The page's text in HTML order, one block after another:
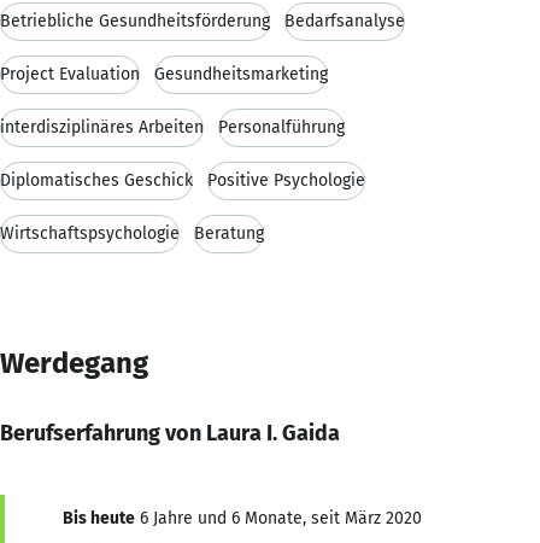
Betriebliche Gesundheitsförderung Bedarfsanalyse
Project Evaluation Gesundheitsmarketing
interdisziplinäres Arbeiten Personalführung
Diplomatisches Geschick Positive Psychologie
Wirtschaftspsychologie Beratung
Werdegang
Berufserfahrung von Laura I. Gaida
Bis heute 6 Jahre und 6 Monate, seit März 2020